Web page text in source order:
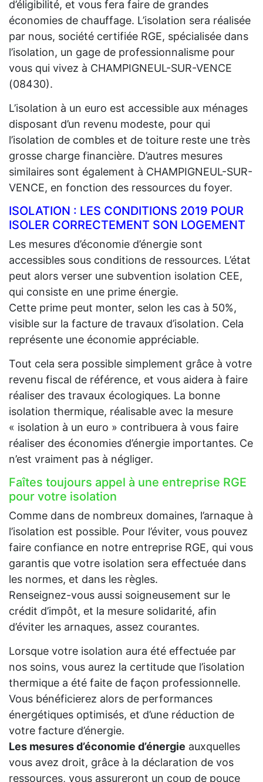
d’éligibilité, et vous fera faire de grandes
économies de chauffage. L’isolation sera réalisée
par nous, société certifiée RGE, spécialisée dans
l’isolation, un gage de professionnalisme pour
vous qui vivez à CHAMPIGNEUL-SUR-VENCE
(08430).
L’isolation à un euro est accessible aux ménages
disposant d’un revenu modeste, pour qui
l’isolation de combles et de toiture reste une très
grosse charge financière. D’autres mesures
similaires sont également à CHAMPIGNEUL-SUR-
VENCE, en fonction des ressources du foyer.
ISOLATION : LES CONDITIONS 2019 POUR
ISOLER CORRECTEMENT SON LOGEMENT
Les mesures d’économie d’énergie sont
accessibles sous conditions de ressources. L’état
peut alors verser une subvention isolation CEE,
qui consiste en une prime énergie.
Cette prime peut monter, selon les cas à 50%,
visible sur la facture de travaux d’isolation. Cela
représente une économie appréciable.
Tout cela sera possible simplement grâce à votre
revenu fiscal de référence, et vous aidera à faire
réaliser des travaux écologiques. La bonne
isolation thermique, réalisable avec la mesure
« isolation à un euro » contribuera à vous faire
réaliser des économies d’énergie importantes. Ce
n’est vraiment pas à négliger.
Faîtes toujours appel à une entreprise RGE
pour votre isolation
Comme dans de nombreux domaines, l’arnaque à
l’isolation est possible. Pour l’éviter, vous pouvez
faire confiance en notre entreprise RGE, qui vous
garantis que votre isolation sera effectuée dans
les normes, et dans les règles.
Renseignez-vous aussi soigneusement sur le
crédit d’impôt, et la mesure solidarité, afin
d’éviter les arnaques, assez courantes.
Lorsque votre isolation aura été effectuée par
nos soins, vous aurez la certitude que l’isolation
thermique a été faite de façon professionnelle.
Vous bénéficierez alors de performances
énergétiques optimisés, et d’une réduction de
votre facture d’énergie.
Les mesures d’économie d’énergie auxquelles
vous avez droit, grâce à la déclaration de vos
ressources, vous assureront un coup de pouce